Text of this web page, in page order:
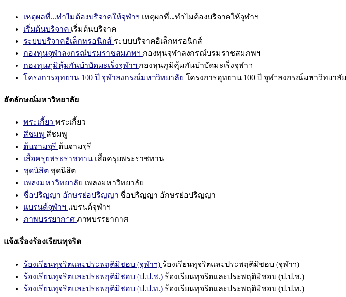
เหตุผลที่...ทำไมต้องบริจาคให้จุฬาฯ เหตุผลที่...ทำไมต้องบริจาคให้จุฬาฯ
เริ่มต้นบริจาค เริ่มต้นบริจาค
ระบบบริจาคอิเล็กทรอนิกส์ ระบบบริจาคอิเล็กทรอนิกส์
กองทุนจุฬาลงกรณ์บรมราชสมภพฯ กองทุนจุฬาลงกรณ์บรมราชสมภพฯ
กองทุนภูมิคุ้มกันบำบัดมะเร็งจุฬาฯ กองทุนภูมิคุ้มกันบำบัดมะเร็งจุฬาฯ
โครงการอุทยาน 100 ปี จุฬาลงกรณ์มหาวิทยาลัย โครงการอุทยาน 100 ปี จุฬาลงกรณ์มหาวิทยาลัย
อัตลักษณ์มหาวิทยาลัย
พระเกี้ยว พระเกี้ยว
สีชมพู สีชมพู
ต้นจามจุรี ต้นจามจุรี
เสื้อครุยพระราชทาน เสื้อครุยพระราชทาน
ชุดนิสิต ชุดนิสิต
เพลงมหาวิทยาลัย เพลงมหาวิทยาลัย
ชื่อปริญญา อักษรย่อปริญญา ชื่อปริญญา อักษรย่อปริญญา
แบรนด์จุฬาฯ แบรนด์จุฬาฯ
ภาพบรรยากาศ ภาพบรรยากาศ
แจ้งเรื่องร้องเรียนทุจริต
ร้องเรียนทุจริตและประพฤติมิชอบ (จุฬาฯ) ร้องเรียนทุจริตและประพฤติมิชอบ (จุฬาฯ)
ร้องเรียนทุจริตและประพฤติมิชอบ (ป.ป.ช.) ร้องเรียนทุจริตและประพฤติมิชอบ (ป.ป.ช.)
ร้องเรียนทุจริตและประพฤติมิชอบ (ป.ป.ท.) ร้องเรียนทุจริตและประพฤติมิชอบ (ป.ป.ท.)